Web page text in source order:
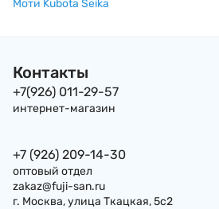
Моти Kubota Seika
Контакты
+7(926) 011-29-57
интернет-магазин
+7 (926) 209-14-30
оптовый отдел
zakaz@fuji-san.ru
г. Москва, улица Ткацкая, 5с2